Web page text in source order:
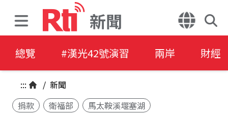
新聞
總覽 #漢光42號演習 兩岸 財經
::: / 新聞
捐款
衛福部 馬太鞍溪堰塞湖